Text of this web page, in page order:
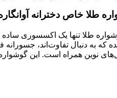
طلا خاص دخترانه
طلا تنها یک اکسسوری
که به دنبال تفاوت‌اند،
نوین همراه است. این